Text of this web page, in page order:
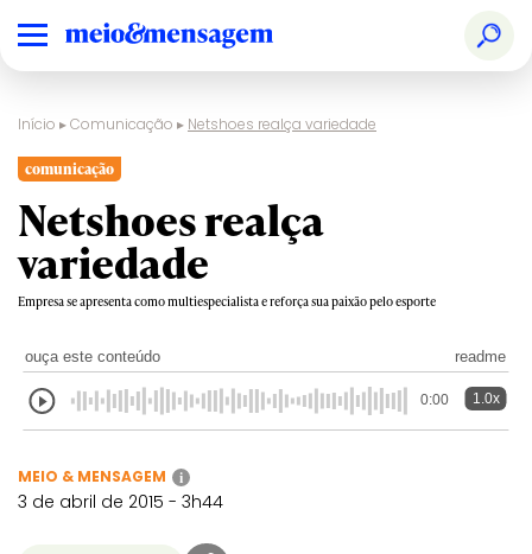
Início ▸Comunicação ▸ Netshoes realça variedade
comunicação
Netshoes realça
variedade
Empresa se apresenta como multiespecialista e reforça sua paixão pelo esporte
ouça este conteúdo readme
0:00 1.0x
MEIO & MENSAGEM i
3 de abril de 2015 - 3h44